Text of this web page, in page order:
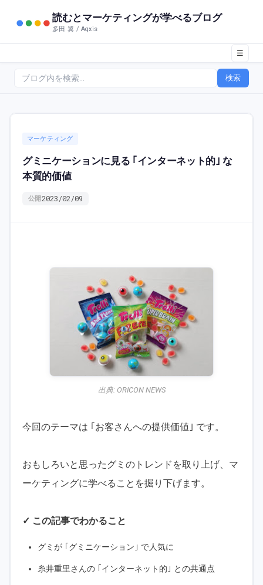
読むとマーケティングが学べるブログ
多田 翼 / Aqxis
☰
検索
マーケティング
グミニケーションに見る ｢インターネット的｣ な
本質的価値
公開2023/02/09
出典: ORICON NEWS
今回のテーマは ｢お客さんへの提供価値｣ です。
おもしろいと思ったグミのトレンドを取り上げ、マ
ーケティングに学べることを掘り下げます。
✓ この記事でわかること
グミが ｢グミニケーション｣ で人気に
糸井重里さんの ｢インターネット的｣ との共通点